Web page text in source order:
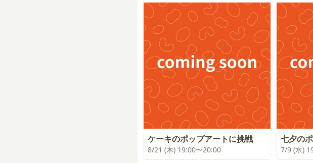
ケーキのポップアートに挑戦
8/21 (木) 19:00〜20:00
七夕の
7/9 (水)